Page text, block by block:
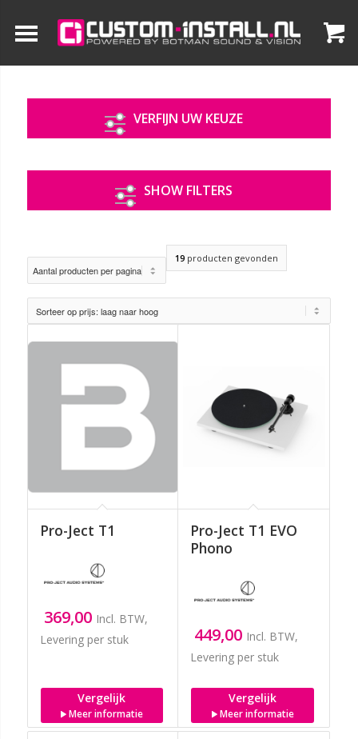
VERFIJN UW KEUZE
SHOW FILTERS
19producten gevonden
Pro-Ject T1
369,00 Incl. BTW,
Levering per stuk
Vergelijk
Meer informatie
Pro-Ject T1 EVO
Phono
449,00 Incl. BTW,
Levering per stuk
Vergelijk
Meer informatie